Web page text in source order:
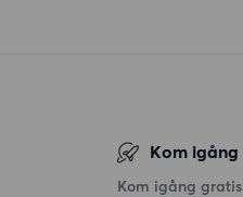
Kom igång
Kom igång gratis